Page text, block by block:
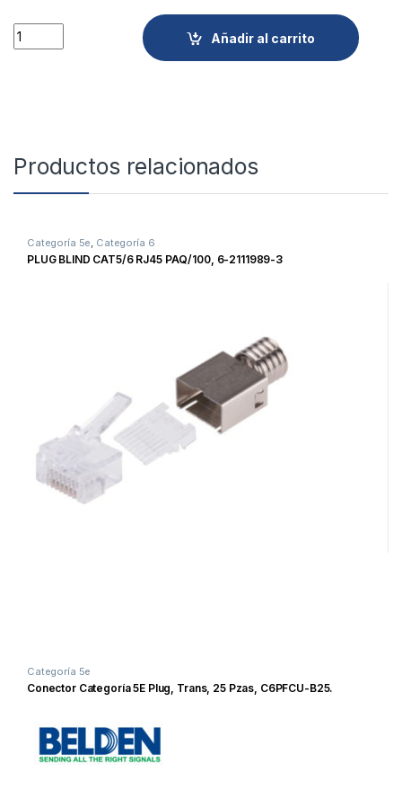
Quantity
Añadir al carrito
Productos relacionados
Categoría 5e, Categoría 6
PLUG BLIND CAT5/6 RJ45 PAQ/100, 6-2111989-3
Categoría 5e
Conector Categoría 5E Plug, Trans, 25 Pzas, C6PFCU-B25.